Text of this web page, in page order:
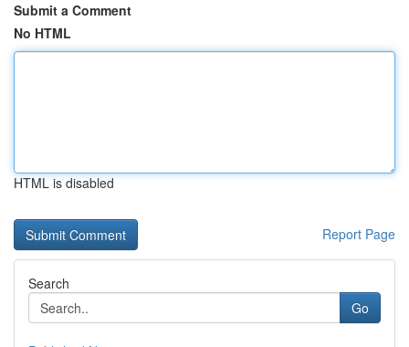
Submit a Comment
No HTML
HTML is disabled
Report Page
Search
Go